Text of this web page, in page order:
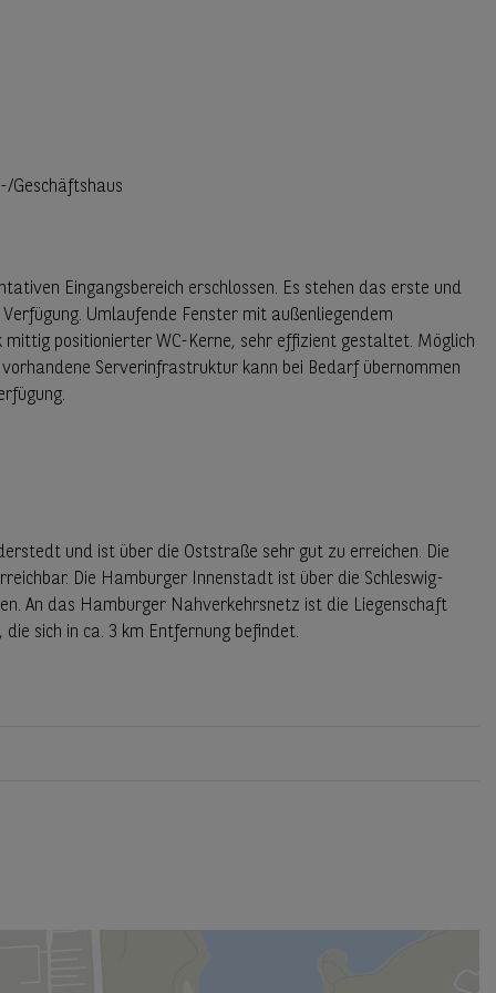
Geschäftshaus
Eingangsbereich erschlossen. Es stehen das erste und
Umlaufende Fenster mit außenliegendem
positionierter WC-Kerne, sehr effizient gestaltet. Möglich
Serverinfrastruktur kann bei Bedarf übernommen
und ist über die Oststraße sehr gut zu erreichen. Die
Die Hamburger Innenstadt ist über die Schleswig-
An das Hamburger Nahverkehrsnetz ist die Liegenschaft
sich in ca. 3 km Entfernung befindet.